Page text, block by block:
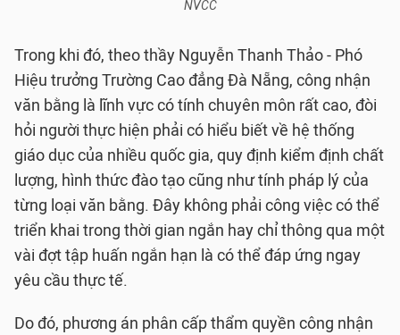
NVCC
Trong khi đó, theo thầy Nguyễn Thanh Thảo - Phó
Hiệu trưởng Trường Cao đẳng Đà Nẵng, công nhận
văn bằng là lĩnh vực có tính chuyên môn rất cao, đòi
hỏi người thực hiện phải có hiểu biết về hệ thống
giáo dục của nhiều quốc gia, quy định kiểm định chất
lượng, hình thức đào tạo cũng như tính pháp lý của
từng loại văn bằng. Đây không phải công việc có thể
triển khai trong thời gian ngắn hay chỉ thông qua một
vài đợt tập huấn ngắn hạn là có thể đáp ứng ngay
yêu cầu thực tế.
Do đó, phương án phân cấp thẩm quyền công nhận